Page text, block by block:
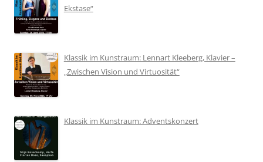
Ekstase“
Klassik im Kunstraum: Lennart Kleeberg, Klavier –
„Zwischen Vision und Virtuosität“
Klassik im Kunstraum: Adventskonzert